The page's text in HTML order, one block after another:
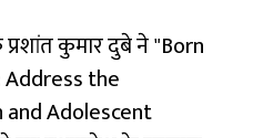
कुमार दुबे ने "Born
the
Adolescent